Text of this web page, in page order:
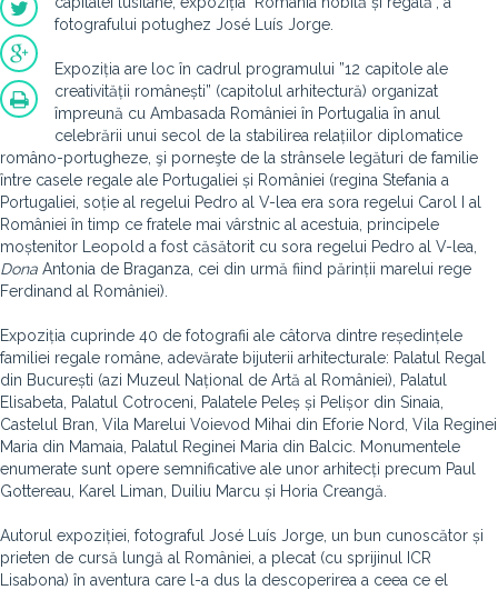
fotografului potughez José Luís Jorge.
Expoziția are loc în cadrul programului ”12 capitole ale
creativității românești” (capitolul arhitectură) organizat
împreună cu Ambasada României în Portugalia în anul
celebrării unui secol de la stabilirea relațiilor diplomatice
româno-portugheze, şi porneşte de la strânsele legături de familie
între casele regale ale Portugaliei și României (regina Stefania a
Portugaliei, soție al regelui Pedro al V-lea era sora regelui Carol I al
României în timp ce fratele mai vârstnic al acestuia, principele
moștenitor Leopold a fost căsătorit cu sora regelui Pedro al V-lea,
Dona Antonia de Braganza, cei din urmă fiind părinții marelui rege
Ferdinand al României).
Expoziția cuprinde 40 de fotografii ale câtorva dintre reședințele
familiei regale române, adevărate bijuterii arhitecturale: Palatul Regal
din București (azi Muzeul Național de Artă al României), Palatul
Elisabeta, Palatul Cotroceni, Palatele Peleș și Pelișor din Sinaia,
Castelul Bran, Vila Marelui Voievod Mihai din Eforie Nord, Vila Reginei
Maria din Mamaia, Palatul Reginei Maria din Balcic. Monumentele
enumerate sunt opere semnificative ale unor arhitecți precum Paul
Gottereau, Karel Liman, Duiliu Marcu și Horia Creangă.
Autorul expoziției, fotograful José Luís Jorge, un bun cunoscător și
prieten de cursă lungă al României, a plecat (cu sprijinul ICR
Lisabona) în aventura care l-a dus la descoperirea a ceea ce el